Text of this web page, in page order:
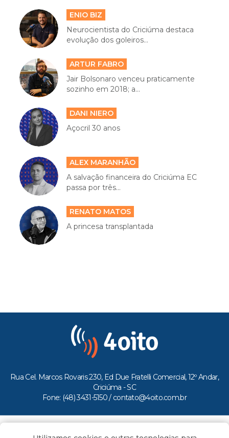
ENIO BIZ
Neurocientista do Criciúma destaca
evolução dos goleiros...
ARTUR FABRO
Jair Bolsonaro venceu praticamente
sozinho em 2018; a...
DANI NIERO
Açocril 30 anos
ALEX MARANHÃO
A salvação financeira do Criciúma EC
passa por três...
RENATO MATOS
A princesa transplantada
Rua Cel. Marcos Rovaris 230, Ed Due Fratelli Comercial, 12º Andar,
Criciúma - SC
Fone: (48) 3431-5150 / contato@4oito.com.br